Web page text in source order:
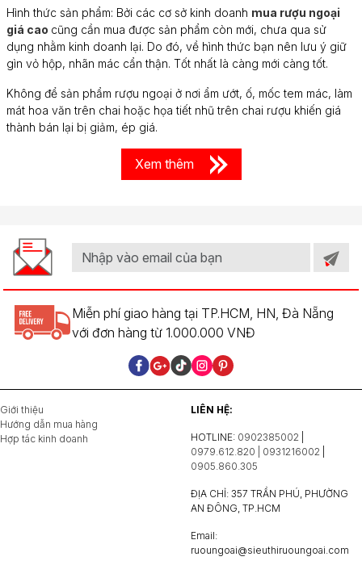
Hình thức sản phẩm: Bởi các cơ sở kinh doanh mua rượu ngoại
giá cao cũng cần mua được sản phẩm còn mới, chưa qua sử
dụng nhằm kinh doanh lại. Do đó, về hình thức bạn nên lưu ý giữ
gìn vỏ hộp, nhãn mác cẩn thận. Tốt nhất là càng mới càng tốt.
Không để sản phẩm rượu ngoại ở nơi ẩm ướt, ố, mốc tem mác, làm
mát hoa văn trên chai hoặc họa tiết nhũ trên chai rượu khiến giá
thành bán lại bị giảm, ép giá.
Xem thêm
Miễn phí giao hàng tại TP.HCM, HN, Đà Nẵng
với đơn hàng từ 1.000.000 VNĐ
Giới thiệu
Hướng dẫn mua hàng
Hợp tác kinh doanh
LIÊN HỆ:
HOTLINE: 0902385002
0979.612.820 | 0931216002
0905.860.305
ĐỊA CHỈ: 357 TRẦN PHÚ, PHƯỜNG
AN ĐÔNG, TP.HCM
Email:
ruoungoai@sieuthiruoungoai.com